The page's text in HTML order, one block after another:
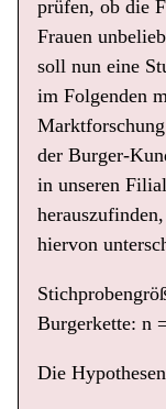
prüfen, ob die
Frauen
soll nun eine
im Folgenden
der Burger-
in unseren
hiervon
Burgerkette: n
Die